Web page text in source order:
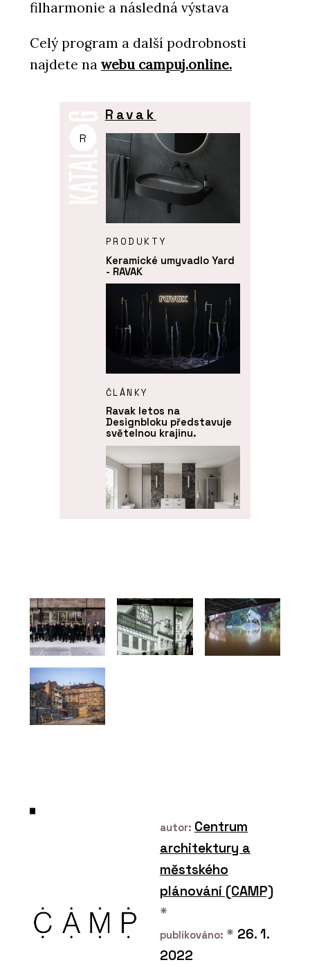
filharmonie a následná výstava
Celý program a další podrobnosti
najdete na webu campuj.online.
R
Ravak
PRODUKTY
Keramické umyvadlo Yard
- RAVAK
ČLÁNKY
Ravak letos na
Designbloku představuje
světelnou krajinu.
PRODUKTY
Solitérní vany - RAVAK
autor: Centrum
architektury a
městského
plánování (CAMP)
*
publikováno: * 26. 1.
2022